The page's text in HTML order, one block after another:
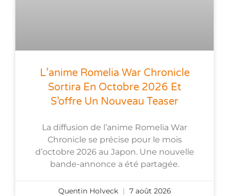
L’anime Romelia War Chronicle
Sortira En Octobre 2026 Et
S’offre Un Nouveau Teaser
La diffusion de l’anime Romelia War
Chronicle se précise pour le mois
d’octobre 2026 au Japon. Une nouvelle
bande-annonce a été partagée.
Quentin Holveck 7 août 2026